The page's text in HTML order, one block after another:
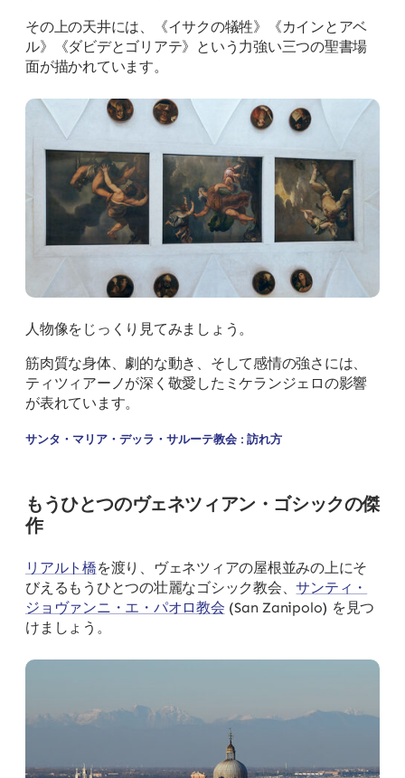
その上の天井には、《イサクの犠牲》《カインとアベ
ル》《ダビデとゴリアテ》という力強い三つの聖書場
面が描かれています。
人物像をじっくり見てみましょう。
筋肉質な身体、劇的な動き、そして感情の強さには、
ティツィアーノが深く敬愛したミケランジェロの影響
が表れています。
サンタ・マリア・デッラ・サルーテ教会 : 訪れ方
もうひとつのヴェネツィアン・ゴシックの傑
作
リアルト橋を渡り、ヴェネツィアの屋根並みの上にそ
びえるもうひとつの壮麗なゴシック教会、サンティ・
ジョヴァンニ・エ・パオロ教会 (San Zanipolo) を見つ
けましょう。